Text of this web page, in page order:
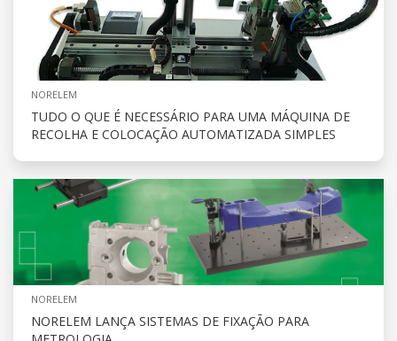
NORELEM
TUDO O QUE É NECESSÁRIO PARA UMA MÁQUINA DE
RECOLHA E COLOCAÇÃO AUTOMATIZADA SIMPLES
NORELEM
NORELEM LANÇA SISTEMAS DE FIXAÇÃO PARA